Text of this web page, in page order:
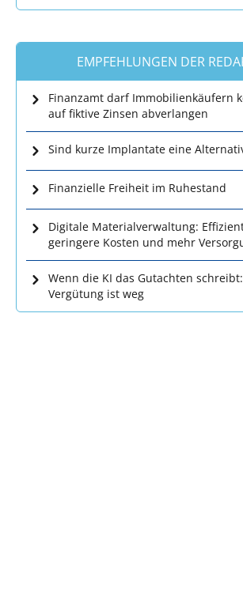
EMPFEHLUNGEN DER
Finanzamt darf Immobilienkäufern
auf fiktive Zinsen abverlangen
Sind kurze Implantate eine
Finanzielle Freiheit im Ruhestand
Digitale Materialverwaltung:
geringere Kosten und mehr
Wenn die KI das Gutachten
Vergütung ist weg